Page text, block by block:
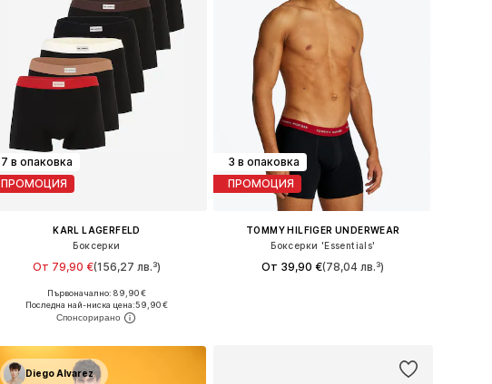
7 в опаковка
ПРОМОЦИЯ
KARL LAGERFELD
Боксерки
От 79,90 €(156,27 лв.³)
Налични размери: XS, M, L, XL
Добави в кошницата
Първоначално: 89,90 €
Последна най-ниска цена:59,90 €
3 в опаковка
ПРОМОЦИЯ
TOMMY HILFIGER UNDERWEAR
Боксерки 'Essentials'
От 39,90 €(78,04 лв.³)
Diego Alvarez